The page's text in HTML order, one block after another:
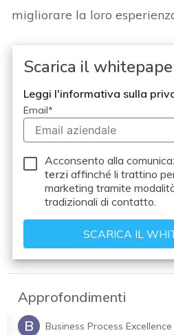
migliorare la loro
Scarica il
Leggi l'informativa sulla
Email*
Acconsento alla
terzi affinché li trattino
marketing tramite
tradizionali di contatto.
Approfondimenti
B
Business Process Excellence